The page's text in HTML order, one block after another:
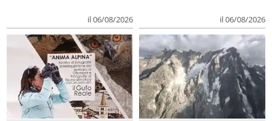
il 06/08/2026 il 06/08/2026